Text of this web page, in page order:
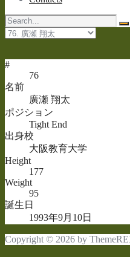
#
76
名前
廣瀬 翔太
ポジション
Tight End
出身校
大阪教育大学
Height
177
Weight
95
誕生日
1993年9月10日
Copyright © 2026 by